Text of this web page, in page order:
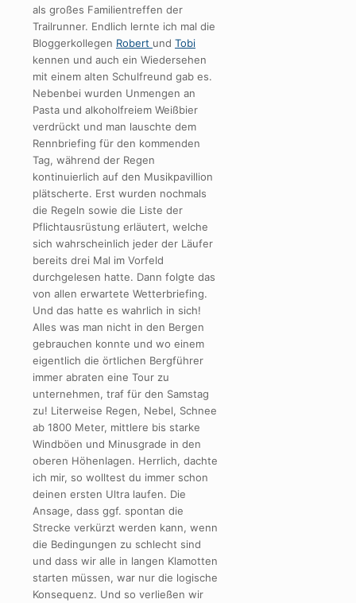
als großes Familientreffen der
Trailrunner. Endlich lernte ich mal die
Bloggerkollegen Robert und Tobi
kennen und auch ein Wiedersehen
mit einem alten Schulfreund gab es.
Nebenbei wurden Unmengen an
Pasta und alkoholfreiem Weißbier
verdrückt und man lauschte dem
Rennbriefing für den kommenden
Tag, während der Regen
kontinuierlich auf den Musikpavillion
plätscherte. Erst wurden nochmals
die Regeln sowie die Liste der
Pflichtausrüstung erläutert, welche
sich wahrscheinlich jeder der Läufer
bereits drei Mal im Vorfeld
durchgelesen hatte. Dann folgte das
von allen erwartete Wetterbriefing.
Und das hatte es wahrlich in sich!
Alles was man nicht in den Bergen
gebrauchen konnte und wo einem
eigentlich die örtlichen Bergführer
immer abraten eine Tour zu
unternehmen, traf für den Samstag
zu! Literweise Regen, Nebel, Schnee
ab 1800 Meter, mittlere bis starke
Windböen und Minusgrade in den
oberen Höhenlagen. Herrlich, dachte
ich mir, so wolltest du immer schon
deinen ersten Ultra laufen. Die
Ansage, dass ggf. spontan die
Strecke verkürzt werden kann, wenn
die Bedingungen zu schlecht sind
und dass wir alle in langen Klamotten
starten müssen, war nur die logische
Konsequenz. Und so verließen wir